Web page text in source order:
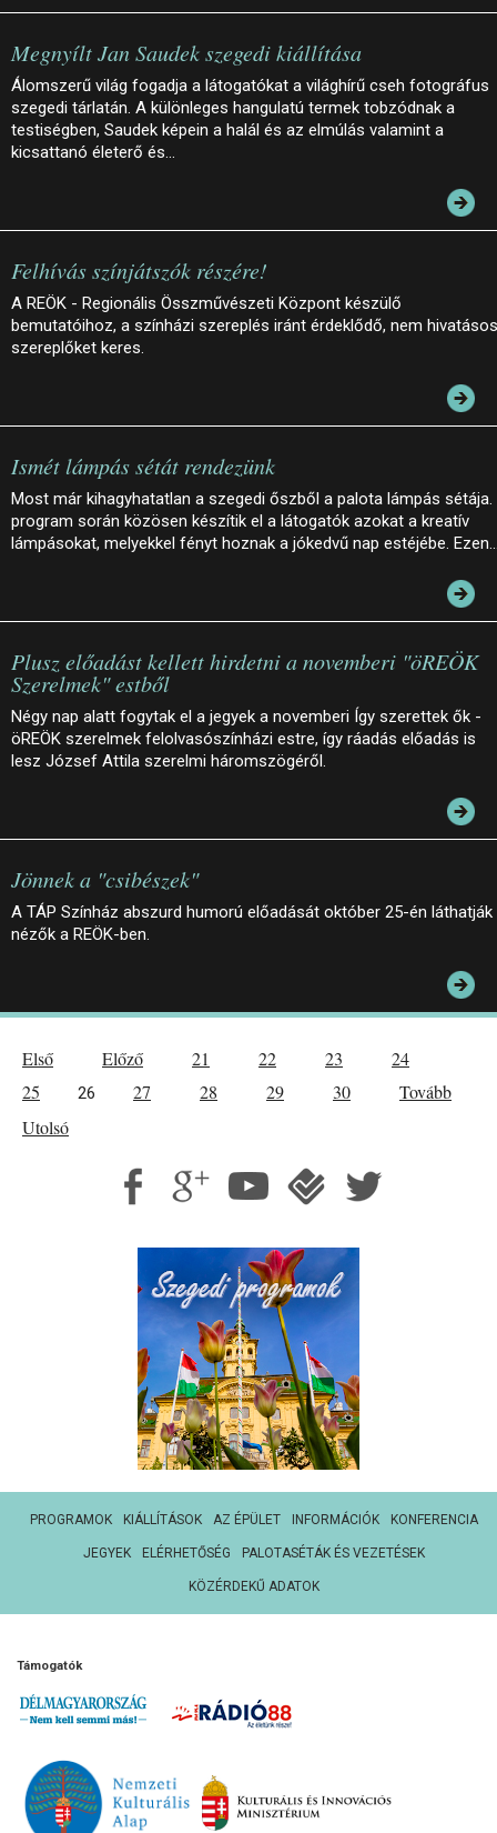
Megnyílt Jan Saudek szegedi kiállítása
Álomszerű világ fogadja a látogatókat a világhírű cseh fotográfus
szegedi tárlatán. A különleges hangulatú termek tobzódnak a
testiségben, Saudek képein a halál és az elmúlás valamint a
kicsattanó életerő és…
Felhívás színjátszók részére!
A REÖK - Regionális Összművészeti Központ készülő
bemutatóihoz, a színházi szereplés iránt érdeklődő, nem hivatásos
szereplőket keres.
Ismét lámpás sétát rendezünk
Most már kihagyhatatlan a szegedi őszből a palota lámpás sétája.
program során közösen készítik el a látogatók azokat a kreatív
lámpásokat, melyekkel fényt hoznak a jókedvű nap estéjébe.
Plusz előadást kellett hirdetni a novemberi "öREÖK
Szerelmek" estből
Négy nap alatt fogytak el a jegyek a novemberi Így szerettek ők -
öREÖK szerelmek felolvasószínházi estre, így ráadás előadás is
lesz József Attila szerelmi háromszögéről.
Jönnek a "csibészek"
A TÁP Színház abszurd humorú előadását október 25-én láthatják
nézők a REÖK-ben.
Első Előző 21 22 23
24
25
26 27 28 29 30
Tovább
Utolsó
PROGRAMOK KIÁLLÍTÁSOK AZ ÉPÜLET INFORMÁCIÓK KONFERENCIA
JEGYEK ELÉRHETŐSÉG PALOTASÉTÁK ÉS VEZETÉSEK
KÖZÉRDEKŰ ADATOK
Támogatók